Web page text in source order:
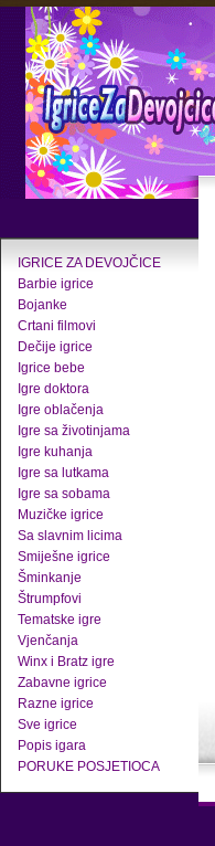
IGRICE ZA DEVOJČICE
Barbie igrice
Bojanke
Crtani filmovi
Dečije igrice
Igrice bebe
Igre doktora
Igre oblačenja
Igre sa životinjama
Igre kuhanja
Igre sa lutkama
Igre sa sobama
Muzičke igrice
Sa slavnim licima
Smiješne igrice
Šminkanje
Štrumpfovi
Tematske igre
Vjenčanja
Winx i Bratz igre
Zabavne igrice
Razne igrice
Sve igrice
Popis igara
PORUKE POSJETIOCA